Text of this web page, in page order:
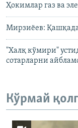
Ҳокимлар газ ва
Мирзиёев:
"Халқ кўмири"
сотарларни
Кўрмай